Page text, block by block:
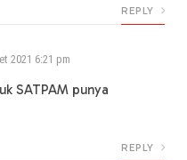
REPLY
2021 6:21 pm
SATPAM punya
REPLY